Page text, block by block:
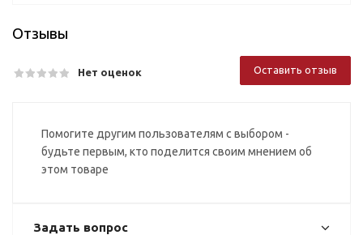
Отзывы
Нет оценок Оставить отзыв
Помогите другим пользователям с выбором -
будьте первым, кто поделится своим мнением об
этом товаре
Задать вопрос